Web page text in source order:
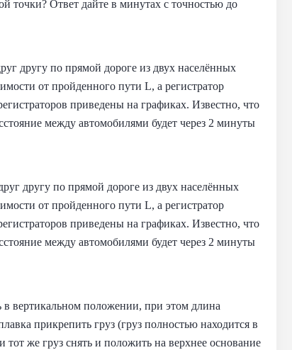
точки? Ответ дайте в минутах с точностью до
другу по прямой дороге из двух населённых
от пройденного пути L, а регистратор
приведены на графиках. Известно, что
между автомобилями будет через 2 минуты
другу по прямой дороге из двух населённых
от пройденного пути L, а регистратор
приведены на графиках. Известно, что
между автомобилями будет через 2 минуты
в вертикальном положении, при этом длина
прикрепить груз (груз полностью находится в
же груз снять и положить на верхнее основание